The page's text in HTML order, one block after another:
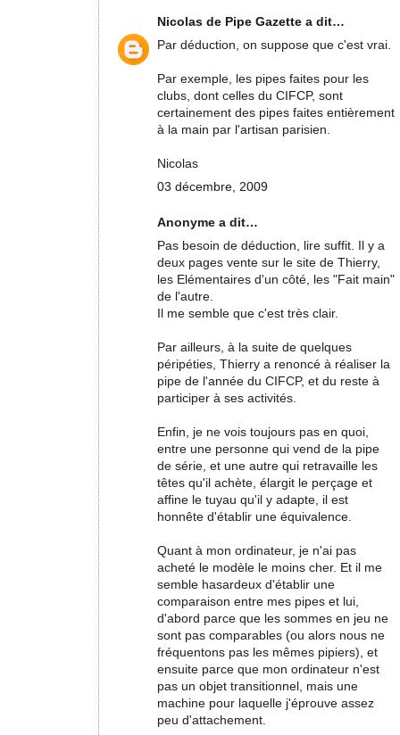
Nicolas de Pipe Gazette a dit…
Par déduction, on suppose que c'est vrai.
Par exemple, les pipes faites pour les
clubs, dont celles du CIFCP, sont
certainement des pipes faites entièrement
à la main par l'artisan parisien.
Nicolas
03 décembre, 2009
Anonyme a dit…
Pas besoin de déduction, lire suffit. Il y a
deux pages vente sur le site de Thierry,
les Elémentaires d'un côté, les "Fait main"
de l'autre.
Il me semble que c'est très clair.
Par ailleurs, à la suite de quelques
péripéties, Thierry a renoncé à réaliser la
pipe de l'année du CIFCP, et du reste à
participer à ses activités.
Enfin, je ne vois toujours pas en quoi,
entre une personne qui vend de la pipe
de série, et une autre qui retravaille les
têtes qu'il achète, élargit le perçage et
affine le tuyau qu'il y adapte, il est
honnête d'établir une équivalence.
Quant à mon ordinateur, je n'ai pas
acheté le modèle le moins cher. Et il me
semble hasardeux d'établir une
comparaison entre mes pipes et lui,
d'abord parce que les sommes en jeu ne
sont pas comparables (ou alors nous ne
fréquentons pas les mêmes pipiers), et
ensuite parce que mon ordinateur n'est
pas un objet transitionnel, mais une
machine pour laquelle j'éprouve assez
peu d'attachement.